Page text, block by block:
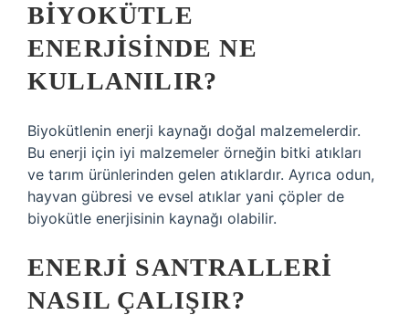
BIYOKÜTLE
ENERJISINDE NE
KULLANILIR?
Biyokütlenin enerji kaynağı doğal malzemelerdir.
Bu enerji için iyi malzemeler örneğin bitki atıkları
ve tarım ürünlerinden gelen atıklardır. Ayrıca odun,
hayvan gübresi ve evsel atıklar yani çöpler de
biyokütle enerjisinin kaynağı olabilir.
ENERJI SANTRALLERI
NASIL ÇALIŞIR?